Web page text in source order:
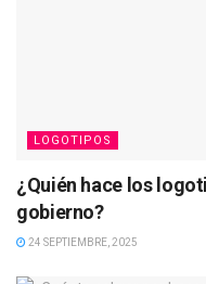
LOGOTIPOS
¿Quién hace los
gobierno?
24 SEPTIEMBRE, 2025